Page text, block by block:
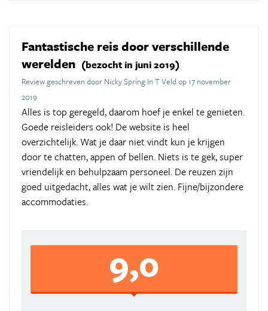
Fantastische reis door verschillende
werelden (bezocht in juni 2019)
Review geschreven door Nicky Spring In T Veld op 17 november
2019
Alles is top geregeld, daarom hoef je enkel te genieten.
Goede reisleiders ook! De website is heel
overzichtelijk. Wat je daar niet vindt kun je krijgen
door te chatten, appen of bellen. Niets is te gek, super
vriendelijk en behulpzaam personeel. De reuzen zijn
goed uitgedacht, alles wat je wilt zien. Fijne/bijzondere
accommodaties.
9,0